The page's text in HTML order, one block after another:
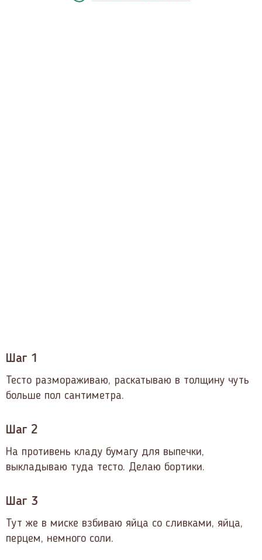
Шаг 1
Тесто размораживаю, раскатываю в толщину чуть
больше пол сантиметра.
Шаг 2
На противень кладу бумагу для выпечки,
выкладываю туда тесто. Делаю бортики.
Шаг 3
Тут же в миске взбиваю яйца со сливками, яйца,
перцем, немного соли.